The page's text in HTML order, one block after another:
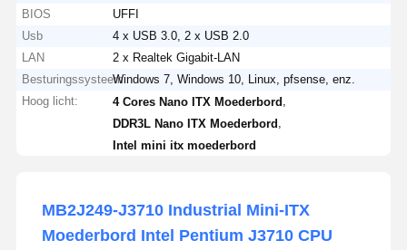
BIOS
UFFI
Usb
4 x USB 3.0, 2 x USB 2.0
LAN
2 x Realtek Gigabit-LAN
BesturingssysteemWindows 7, Windows 10, Linux, pfsense, enz.
Hoog licht:
4 Cores Nano ITX Moederbord
DDR3L Nano ITX Moederbord
Intel mini itx moederbord
MB2J249-J3710 Industrial Mini-ITX
Moederbord Intel Pentium J3710 CPU